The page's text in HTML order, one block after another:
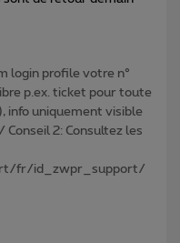
login profile votre n°
p.ex. ticket pour toute
info uniquement visible
2: Consultez les
fr/id_zwpr_support/